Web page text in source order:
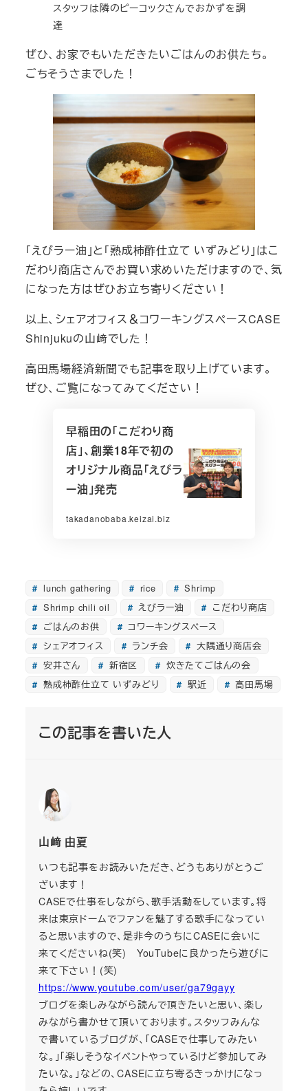
スタッフは隣のピーコックさんでおかずを調
達
ぜひ、お家でもいただきたいごはんのお供たち。
ごちそうさまでした！
「えびラー油」と「熟成柿酢仕立て いずみどり」はこ
だわり商店さんでお買い求めいただけますので、気
になった方はぜひお立ち寄りください！
以上、シェアオフィス＆コワーキングスペースCASE
Shinjukuの山﨑でした！
高田馬場経済新聞でも記事を取り上げています。
ぜひ、ご覧になってみてください！
早稲田の「こだわり商
店」、創業18年で初の
オリジナル商品「えびラ
ー油」発売
takadanobaba.keizai.biz
lunch gathering rice
Shrimp
Shrimp chili oil
えびラー油
こだわり商店
ごはんのお供
コワーキングスペース
シェアオフィス
ランチ会
大隅通り商店会
安井さん
新宿区
炊きたてごはんの会
熟成柿酢仕立て いずみどり
駅近 高田馬場
この記事を書いた人
山﨑 由夏
いつも記事をお読みいただき、どうもありがとうご
ざいます！
CASEで仕事をしながら、歌手活動をしています。将
来は東京ドームでファンを魅了する歌手になってい
ると思いますので、是非今のうちにCASEに会いに
来てくださいね(笑) YouTubeに良かったら遊びに
来て下さい！(笑)
https://www.youtube.com/user/ga79gayy
ブログを楽しみながら読んで頂きたいと思い、楽し
みながら書かせて頂いております。スタッフみんな
で書いているブログが、「CASEで仕事してみたい
な。」「楽しそうなイベントやっているけど参加してみ
たいな。」などの、CASEに立ち寄るきっかけになっ